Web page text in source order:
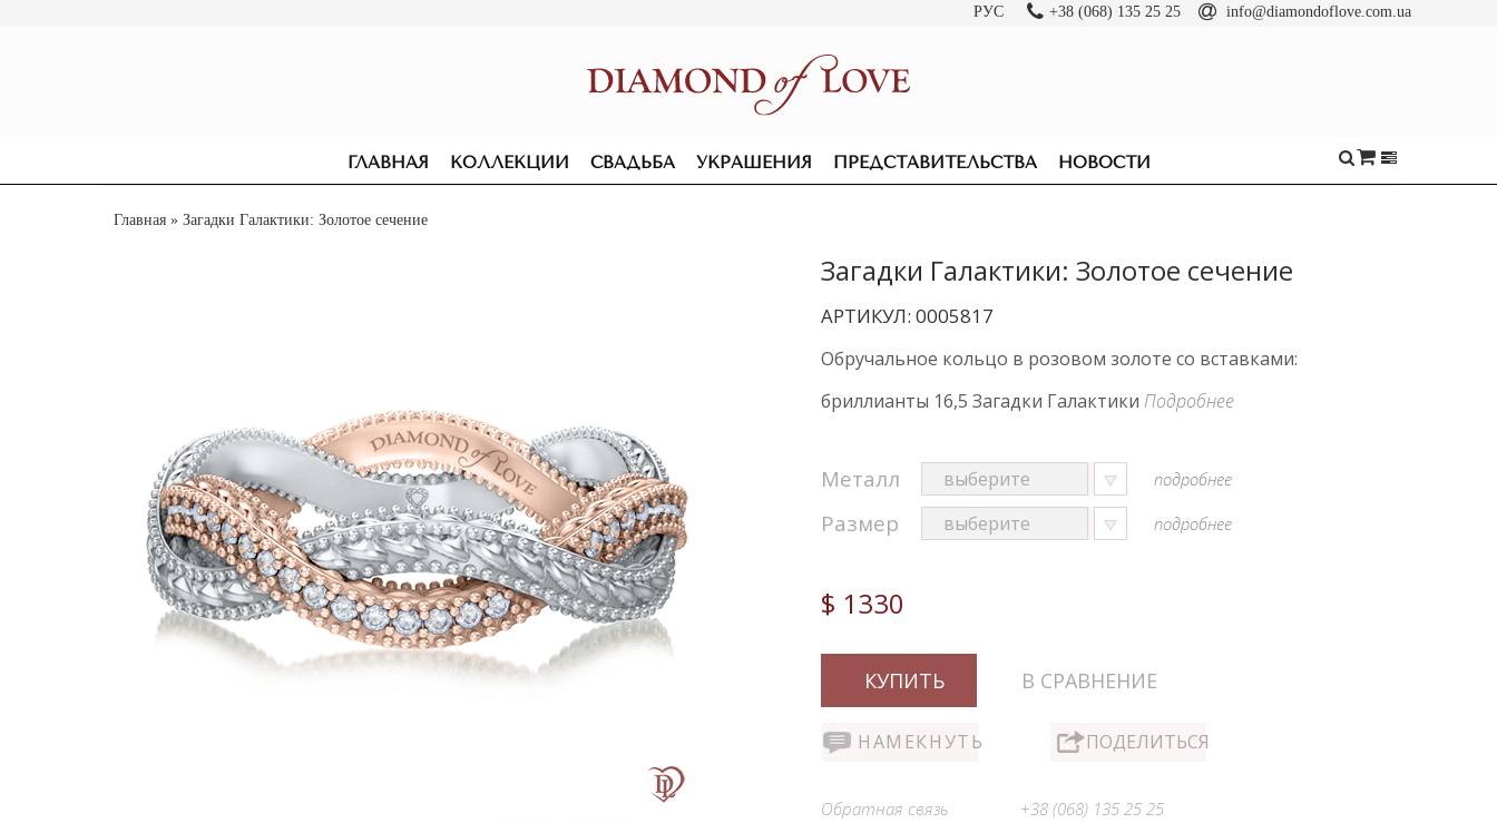
РУС +38 (068) 135 25 25 info@diamondoflove.com.ua
ГЛАВНАЯ КОЛЛЕКЦИИ СВАДЬБА
ПОМОЛВОЧНЫЕ ОБРУЧАЛЬНЫЕ
УКРАШЕНИЯ
ПОДВЕСКИ И КОЛЬЕ КОЛЬЦА
ПРЕДСТАВИТЕЛЬСТВА НОВОСТИ
Главная » Загадки Галактики: Золотое сечение
Загадки Галактики: Золотое сечение
АРТИКУЛ: 0005817
Обручальное кольцо в розовом золоте со вставками:
бриллианты 16,5 Загадки Галактики Подробнее
Металл подробнее
Размер подробнее
$ 1330
КУПИТЬ В СРАВНЕНИЕ
НАМЕКНУТЬ ПОДЕЛИТЬСЯ
Обратная связь
+38 (068) 135 25 25